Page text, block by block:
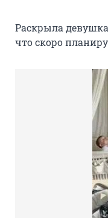
Раскрыла
что скоро